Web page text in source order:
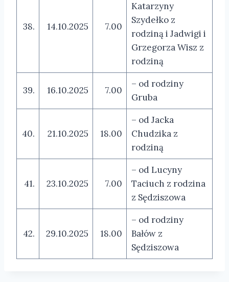
38. 14.10.2025 7.00
Katarzyny
Szydełko z
rodziną i Jadwigi i
Grzegorza Wisz z
rodziną
39. 16.10.2025 7.00
– od rodziny
Gruba
40. 21.10.2025 18.00
– od Jacka
Chudzika z
rodziną
41. 23.10.2025 7.00
– od Lucyny
Taciuch z rodzina
z Sędziszowa
42. 29.10.2025 18.00
– od rodziny
Bałów z
Sędziszowa